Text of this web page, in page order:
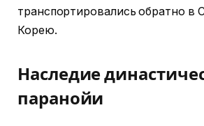
транспортировались обратно в
Корею.
Наследие
паранойи